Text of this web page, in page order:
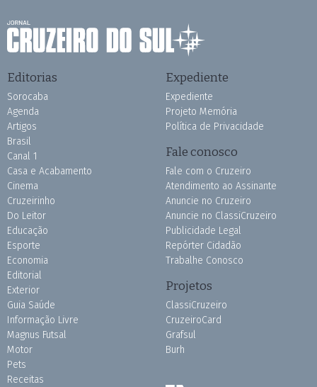
Editorias
Sorocaba
Agenda
Artigos
Brasil
Canal 1
Casa e Acabamento
Cinema
Cruzeirinho
Do Leitor
Educação
Esporte
Economia
Editorial
Exterior
Guia Saúde
Informação Livre
Magnus Futsal
Motor
Pets
Receitas
Expediente
Expediente
Projeto Memória
Política de Privacidade
Fale conosco
Fale com o Cruzeiro
Atendimento ao Assinante
Anuncie no Cruzeiro
Anuncie no ClassiCruzeiro
Publicidade Legal
Repórter Cidadão
Trabalhe Conosco
Projetos
ClassiCruzeiro
CruzeiroCard
Grafsul
Burh